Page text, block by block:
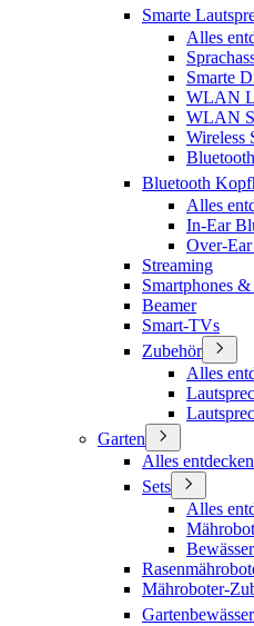
Smarte
Alles
Smarte
WLAN
WLAN
Wireless
Bluetooth
Alles
In-Ear
Over-
Streaming
Smartphones &
Beamer
Smart-TVs
Zubehör
Alles
Garten
Alles entdecken
Sets
Alles
Mähroboter-